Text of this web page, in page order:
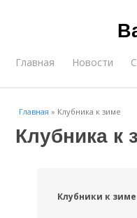
Главная Новости
Главная » Клубника к зиме
Клубника к
Клубники к зиме